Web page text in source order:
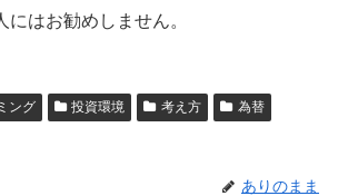
にはお勧めしません。
ング 投資環境 考え方
為替
ありのまま